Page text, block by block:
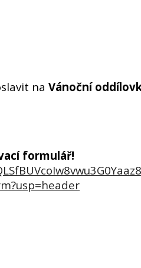
naVánoční
formulář!